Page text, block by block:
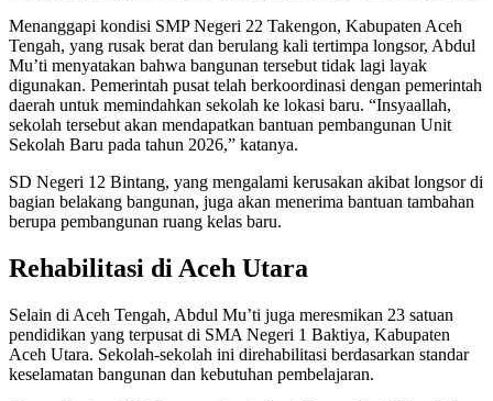
Menanggapi kondisi SMP Negeri 22 Takengon, Kabupaten Aceh
Tengah, yang rusak berat dan berulang kali tertimpa longsor, Abdul
Mu’ti menyatakan bahwa bangunan tersebut tidak lagi layak
digunakan. Pemerintah pusat telah berkoordinasi dengan pemerintah
daerah untuk memindahkan sekolah ke lokasi baru. “Insyaallah,
sekolah tersebut akan mendapatkan bantuan pembangunan Unit
Sekolah Baru pada tahun 2026,” katanya.
SD Negeri 12 Bintang, yang mengalami kerusakan akibat longsor di
bagian belakang bangunan, juga akan menerima bantuan tambahan
berupa pembangunan ruang kelas baru.
Rehabilitasi di Aceh Utara
Selain di Aceh Tengah, Abdul Mu’ti juga meresmikan 23 satuan
pendidikan yang terpusat di SMA Negeri 1 Baktiya, Kabupaten
Aceh Utara. Sekolah-sekolah ini direhabilitasi berdasarkan standar
keselamatan bangunan dan kebutuhan pembelajaran.